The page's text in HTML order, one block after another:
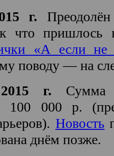
г.
что пришлось
«А если не
поводу — на
г. Сумма
100 000 р.
Новость
днём позже.